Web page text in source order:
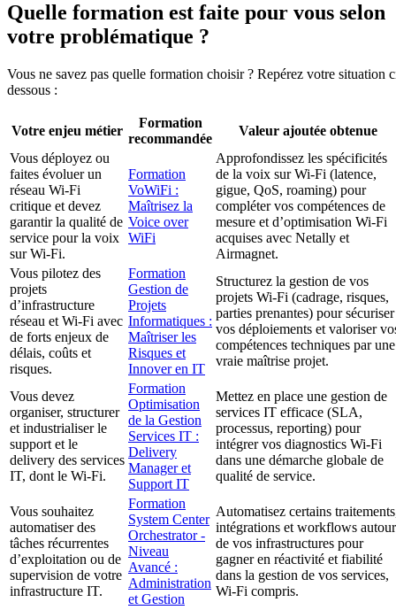
Quelle formation est faite pour vous selon
votre problématique ?
Vous ne savez pas quelle formation choisir ? Repérez votre situation
dessous :
Votre enjeu métier
Formation
recommandée
Valeur ajoutée obtenue
Vous déployez ou
faites évoluer un
réseau Wi-Fi
critique et devez
garantir la qualité de
service pour la voix
sur Wi-Fi.
Formation
VoWiFi :
Maîtrisez la
Voice over
WiFi
Approfondissez les spécificités
de la voix sur Wi-Fi (latence,
gigue, QoS, roaming) pour
compléter vos compétences de
mesure et d’optimisation Wi-Fi
acquises avec Netally et
Airmagnet.
Vous pilotez des
projets
d’infrastructure
réseau et Wi-Fi avec
de forts enjeux de
délais, coûts et
risques.
Formation
Gestion de
Projets
Informatiques :
Maîtriser les
Risques et
Innover en IT
Structurez la gestion de vos
projets Wi-Fi (cadrage, risques,
parties prenantes) pour sécuriser
vos déploiements et valoriser
compétences techniques par une
vraie maîtrise projet.
Vous devez
organiser, structurer
et industrialiser le
support et le
delivery des services
IT, dont le Wi-Fi.
Formation
Optimisation
de la Gestion
Services IT :
Delivery
Manager et
Support IT
Mettez en place une gestion de
services IT efficace (SLA,
processus, reporting) pour
intégrer vos diagnostics Wi-Fi
dans une démarche globale de
qualité de service.
Vous souhaitez
automatiser des
tâches récurrentes
d’exploitation ou de
supervision de votre
infrastructure IT.
Formation
System Center
Orchestrator -
Niveau
Avancé :
Administration
et Gestion
Automatisez certains
intégrations et workflows autour
de vos infrastructures pour
gagner en réactivité et fiabilité
dans la gestion de vos services,
Wi-Fi compris.